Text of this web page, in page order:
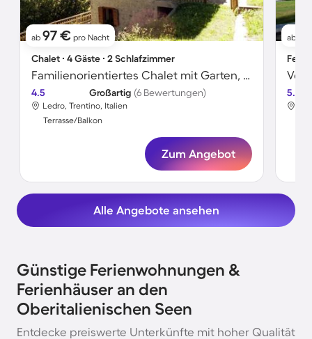
ab 97 € pro Nacht
Chalet ∙ 4 Gäste ∙ 2 Schlafzimmer
Familienorientiertes Chalet mit Garten, Terrasse und Grill | Haustierfreundlich
4.5 Großartig (6 Bewertungen)
Ledro, Trentino, Italien
Terrasse/Balkon
Zum Angebot
ab
5.0
Alle Angebote ansehen
Günstige Ferienwohnungen &
Ferienhäuser an den
Oberitalienischen Seen
Entdecke preiswerte Unterkünfte mit hoher Qualität